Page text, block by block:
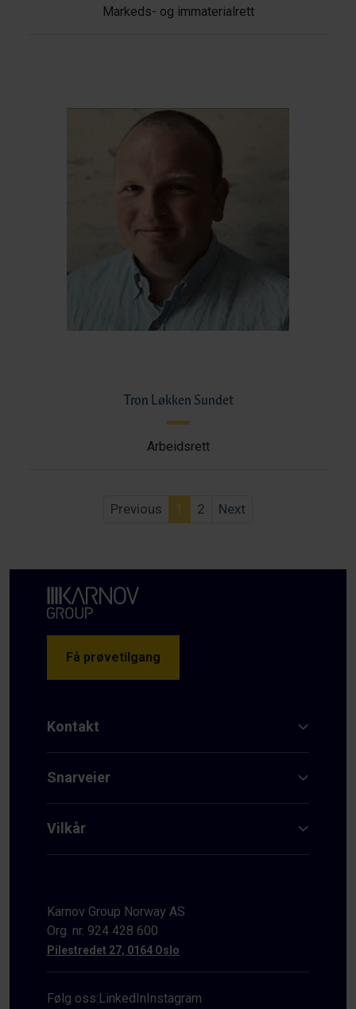
Markeds- og immaterialrett
Tron Løkken Sundet
Arbeidsrett
Previous 1 2 Next
Få prøvetilgang
Kontakt
Snarveier
Vilkår
Karnov Group Norway AS
Org. nr. 924 428 600
Pilestredet 27, 0164 Oslo
Følg oss:LinkedInInstagram